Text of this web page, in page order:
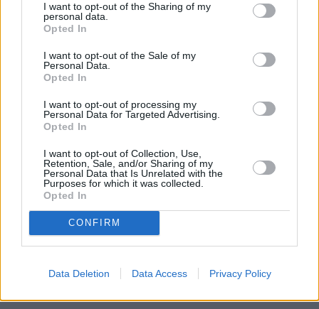
I want to opt-out of the Sharing of my
personal data.
Opted In
I want to opt-out of the Sale of my
Personal Data.
Opted In
I want to opt-out of processing my
Personal Data for Targeted Advertising.
Opted In
I want to opt-out of Collection, Use,
Retention, Sale, and/or Sharing of my
Personal Data that Is Unrelated with the
Purposes for which it was collected.
Opted In
CONFIRM
Data Deletion Data Access Privacy Policy
Łupiemy carski beton!  Drytooling
kierunek:GÓRY #4
Koty sterylizowane